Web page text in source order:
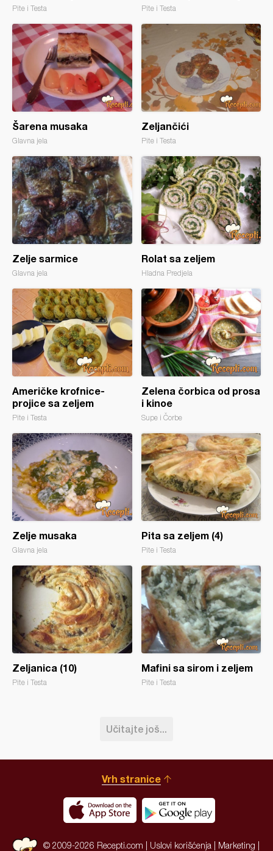
Pite i Testa Pite i Testa
Šarena musaka
Glavna jela
Zeljančići
Pite i Testa
Zelje sarmice
Glavna jela
Rolat sa zeljem
Hladna Predjela
Američke krofnice-
projice sa zeljem
Pite i Testa
Zelena čorbica od prosa
i kinoe
Supe i Čorbe
Zelje musaka
Glavna jela
Pita sa zeljem (4)
Pite i Testa
Zeljanica (10)
Pite i Testa
Mafini sa sirom i zeljem
Pite i Testa
Učitajte još...
Vrh stranice
© 2009-2026 Recepti.com | Uslovi korišćenja Marketing